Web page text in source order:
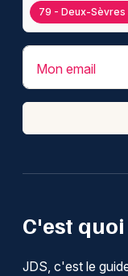
C'est quoi
JDS, c'est le
79 - Deux-Sèvres
Mon email